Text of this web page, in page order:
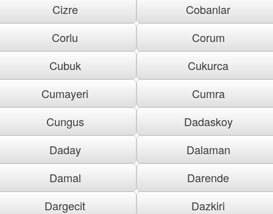
Cizre
Cobanlar
Corlu
Corum
Cubuk
Cukurca
Cumayeri
Cumra
Cungus
Dadaskoy
Daday
Dalaman
Damal
Darende
Dargecit
Dazkiri